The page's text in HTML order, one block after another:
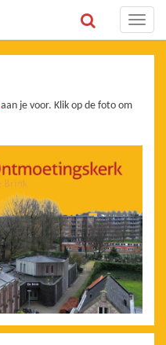
Toggle
aan je voor. Klik op de foto om